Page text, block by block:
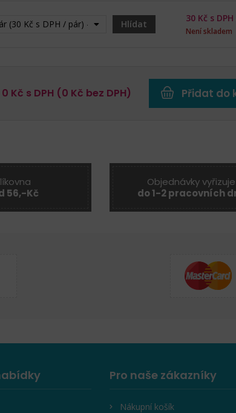
(30 Kč s DPH / pár) - VyprodánoHlídat
30 Kč s
Není skladem
0 Kč s DPH (0 Kč bez DPH) Přidat do
56,-Kč
Objednávky vyřizuje
do 1-2 pracovních
Pro naše zákazníky
Nákupní košík